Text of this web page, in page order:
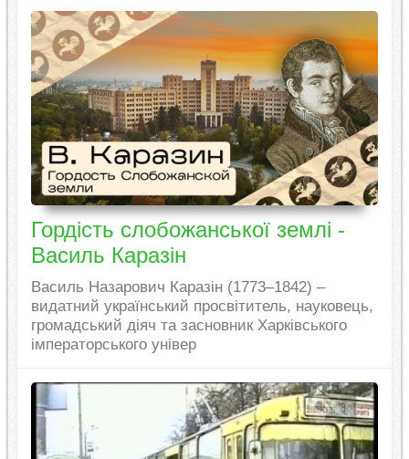
Гордість слобожанської землі -
Василь Каразін
Василь Назарович Каразін (1773–1842) –
видатний український просвітитель, науковець,
громадський діяч та засновник Харківського
імператорського універ